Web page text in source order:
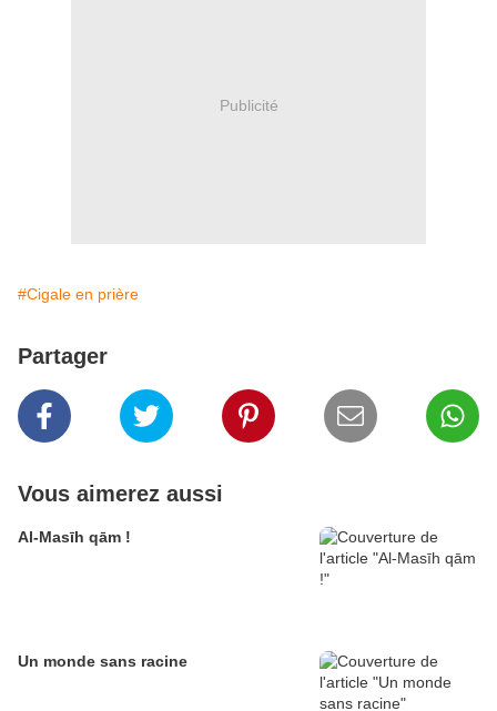
Publicité
#Cigale en prière
Partager
Vous aimerez aussi
Al-Masīh qām !
Un monde sans racine